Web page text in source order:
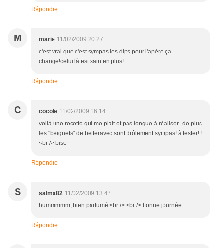
Répondre
M marie 11/02/2009 20:27
c'est vrai que c'est sympas les dips pour l'apéro ça
change!celui là est sain en plus!
Répondre
C cocole 11/02/2009 16:14
voilà une recette qui me plait et pas longue à réaliser...de plus
les "beignets" de betteravec sont drôlement sympas! à tester!!!
<br /> bise
Répondre
S salma82 11/02/2009 13:47
hummmmm, bien parfumé <br /> <br /> bonne journée
Répondre